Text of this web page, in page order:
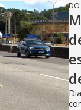
DO